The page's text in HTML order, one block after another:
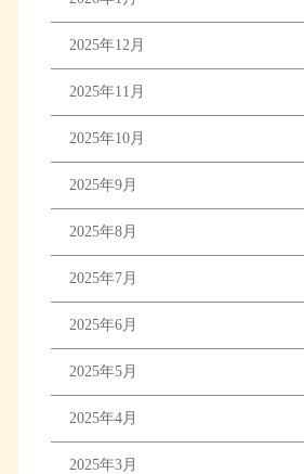
2025年12月
2025年11月
2025年10月
2025年9月
2025年8月
2025年7月
2025年6月
2025年5月
2025年4月
2025年3月